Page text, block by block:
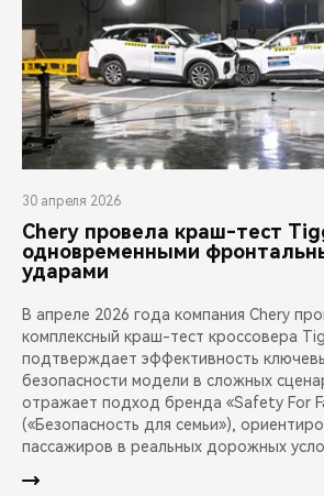
30 апреля 2026
Chery провела краш-тест
одновременными
ударами
В апреле 2026 года компания Chery
комплексный краш-тест кроссовера
подтверждает эффективность
безопасности модели в сложных
отражает подход бренда «Safety For
(«Безопасность для семьи»),
пассажиров в реальных дорожных